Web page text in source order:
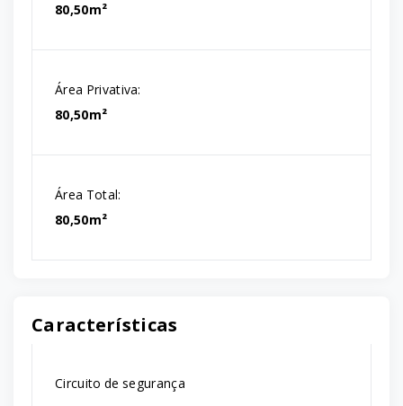
80,50m²
Área Privativa:
80,50m²
Área Total:
80,50m²
Características
Circuito de segurança